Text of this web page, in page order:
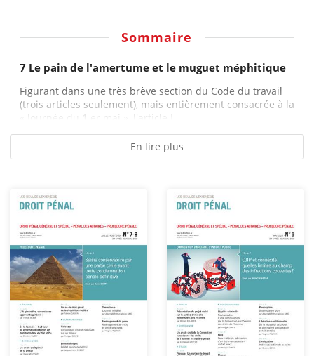
Sommaire
7 Le pain de l'amertume et le muguet méphitique
Figurant dans une très brève section du Code du travail
(trois articles seulement), mais entièrement consacrée à la
« Journée du 1 er mai », l'article L....
En lire plus